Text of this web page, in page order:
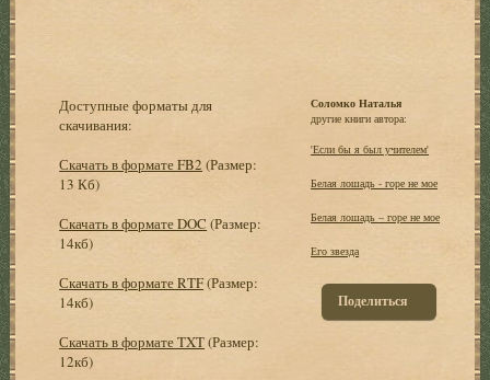
Доступные форматы для
скачивания:
Скачать в формате FB2 (Размер:
13 Кб)
Скачать в формате DOC (Размер:
14кб)
Скачать в формате RTF(Размер:
14кб)
Скачать в формате TXT(Размер:
12кб)
Соломко Наталья
другие книги автора:
'Если бы я был учителем'
Белая лошадь - горе не мое
Белая лошадь – горе не мое
Его звезда
Поделиться